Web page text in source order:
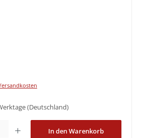
(Deutschland)
gewünschten Wert ein oder benutze die
In den Warenkorb